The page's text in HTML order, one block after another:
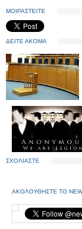
ΜΟΙΡΑΣΤΕΙΤΕ
ΔΕΙΤΕ ΑΚΟΜΑ
ΣΧΟΛΙΑΣΤΕ
ΑΚΟΛΟΥΘΗΣΤΕ ΤΟ